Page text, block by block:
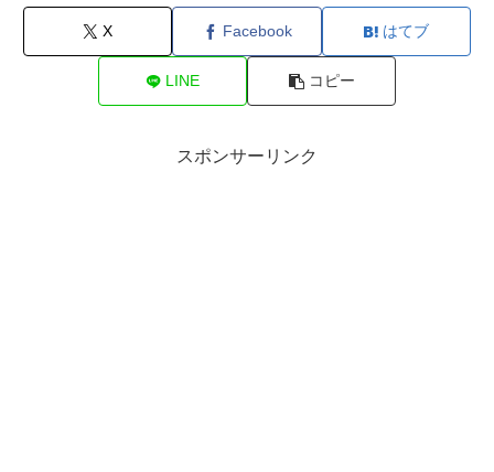
X Facebook はてブ
LINE コピー
スポンサーリンク